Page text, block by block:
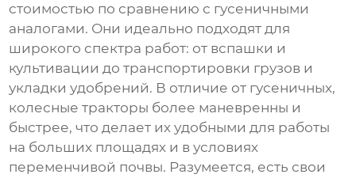
стоимостью по сравнению с гусеничными
аналогами. Они идеально подходят для
широкого спектра работ: от вспашки и
культивации до транспортировки грузов и
укладки удобрений. В отличие от гусеничных,
колесные тракторы более маневренны и
быстрее, что делает их удобными для работы
на больших площадях и в условиях
переменчивой почвы. Разумеется, есть свои